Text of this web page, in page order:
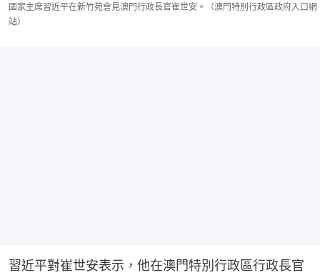
國家主席習近平在新竹苑會見澳門行政長官崔世安。（澳門特別行政區政府入口網
站）
習近平對崔世安表示，他在澳門特別行政區行政長官